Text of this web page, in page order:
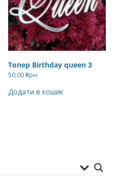
Топер Birthday queen 3
50,00₴рн
Додати в кошик